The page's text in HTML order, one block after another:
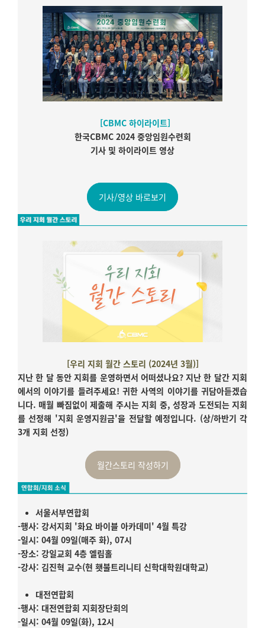
[CBMC 하이라이트]
한국CBMC 2024 중앙임원수련회
기사 및 하이라이트 영상
기사/영상 바로보기
[우리 지회 월간 스토리 (2024년 3월)]
지난 한 달 동안 지회를 운영하면서 어떠셨나요? 지난 한 달간 지회
에서의 이야기를 들려주세요! 귀한 사역의 이야기를 귀담아듣겠습
니다. 매월 빠짐없이 제출해 주시는 지회 중, 성장과 도전되는 지회
를 선정해 '지회 운영지원금'을 전달할 예정입니다. (상/하반기 각
3개 지회 선정)
월간스토리 작성하기
서울서부연합회
-행사: 강서지회 '화요 바이블 아카데미' 4월 특강
-일시: 04월 09일(매주 화), 07시
-장소: 강일교회 4층 엘림홀
-강사: 김진혁 교수(현 횃불트리니티 신학대학원대학교)
대전연합회
-행사: 대전연합회 지회장단회의
-일시: 04월 09일(화), 12시